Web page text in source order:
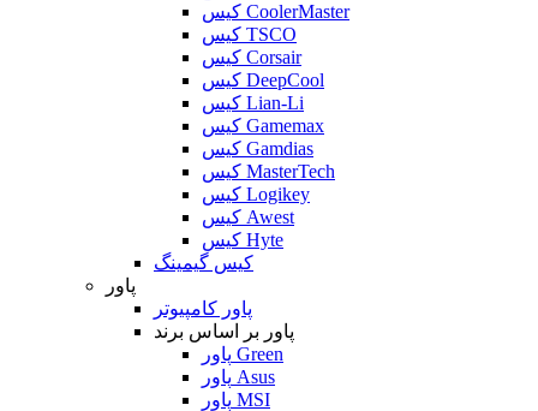
کیس CoolerMaster
کیس TSCO
کیس Corsair
کیس DeepCool
کیس Lian-Li
کیس Gamemax
کیس Gamdias
کیس MasterTech
کیس Logikey
کیس Awest
کیس Hyte
کیس گیمینگ
پاور
پاور کامپیوتر
پاور بر اساس برند
پاور Green
پاور Asus
پاور MSI